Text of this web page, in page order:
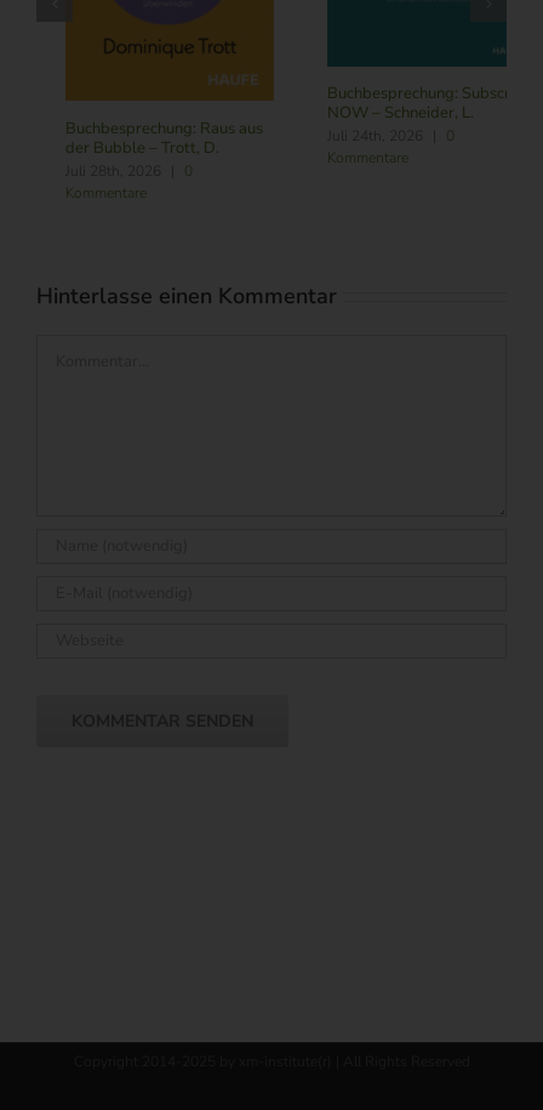
Juli 24th, 2026 | 0
Kommentare
Buchbesprechung: Führung
im Zeitalter von KI – Butler,
R./ Nitschmann, J./ Becking,
Hinterlasse einen Kommentar